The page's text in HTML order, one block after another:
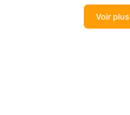
Voir plus